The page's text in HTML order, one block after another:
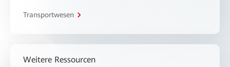
Transportwesen
Weitere Ressourcen